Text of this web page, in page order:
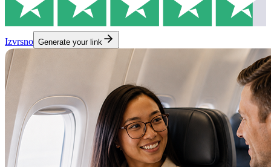
Izvrsno Generate your link